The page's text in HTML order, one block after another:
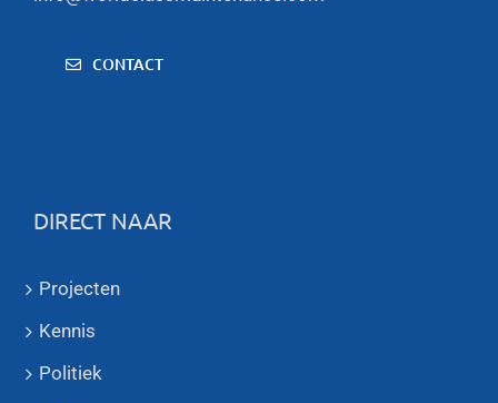
CONTACT
DIRECT NAAR
Projecten
Kennis
Politiek